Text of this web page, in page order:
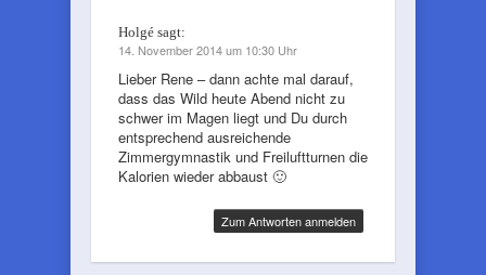
Holgé sagt:
14. November 2014 um 10:30 Uhr
Lieber Rene – dann achte mal darauf,
dass das Wild heute Abend nicht zu
schwer im Magen liegt und Du durch
entsprechend ausreichende
Zimmergymnastik und Freiluftturnen die
Kalorien wieder abbaust 🙂
Zum Antworten anmelden